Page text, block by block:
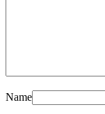
Name